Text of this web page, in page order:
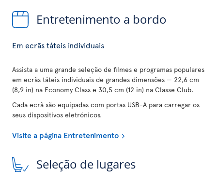
Entretenimento a bordo
Em ecrãs táteis individuais
Assista a uma grande seleção de filmes e programas populares
em ecrãs táteis individuais de grandes dimensões — 22,6 cm
(8,9 in) na Economy Class e 30,5 cm (12 in) na Classe Club.
Cada ecrã são equipadas com portas USB-A para carregar os
seus dispositivos eletrónicos.
Visite a página Entretenimento
Seleção de lugares